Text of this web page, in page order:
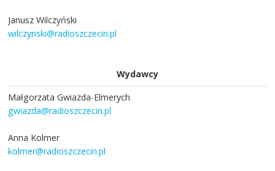
Janusz Wilczyński
wilczynski@radioszczecin.pl
Wydawcy
Małgorzata Gwiazda-Elmerych
gwiazda@radioszczecin.pl
Anna Kolmer
kolmer@radioszczecin.pl